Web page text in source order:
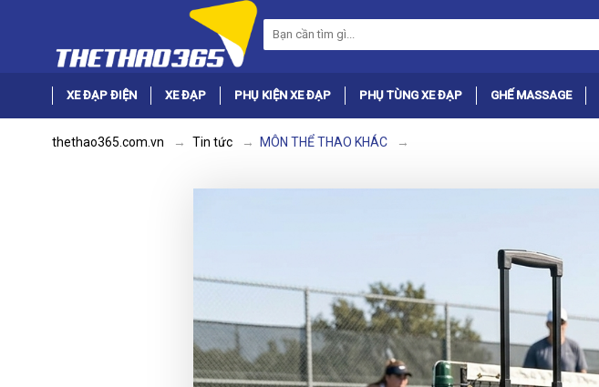
XE ĐẠP ĐIỆN XE ĐẠP PHỤ KIỆN XE ĐẠP PHỤ TÙNG XE ĐẠP GHẾ MASSAGE
thethao365.com.vn Tin tức MÔN THỂ THAO KHÁC